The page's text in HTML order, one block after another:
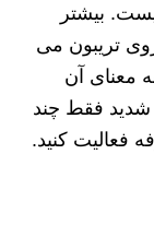
بیشتر
تریبون می
معنای آن
شدید فقط چند
فعالیت کنید.